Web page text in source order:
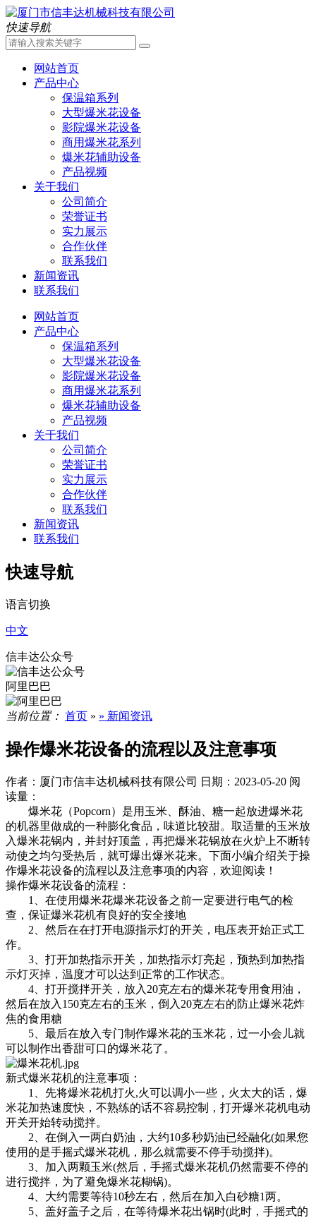
快速导航
网站首页
产品中心
保温箱系列
大型爆米花设备
影院爆米花设备
商用爆米花系列
爆米花辅助设备
产品视频
关于我们
公司简介
荣誉证书
实力展示
合作伙伴
联系我们
新闻资讯
联系我们
网站首页
产品中心
保温箱系列
大型爆米花设备
影院爆米花设备
商用爆米花系列
爆米花辅助设备
产品视频
关于我们
公司简介
荣誉证书
实力展示
合作伙伴
联系我们
新闻资讯
联系我们
快速导航
语言切换
中文
信丰达公众号
阿里巴巴
当前位置： 首页 » » 新闻资讯
操作爆米花设备的流程以及注意事项
作者：厦门市信丰达机械科技有限公司 日期：2023-05-20 阅
读量：
爆米花（Popcorn）是用玉米、酥油、糖一起放进爆米花
的机器里做成的一种膨化食品，味道比较甜。取适量的玉米放
入爆米花锅内，并封好顶盖，再把爆米花锅放在火炉上不断转
动使之均匀受热后，就可爆出爆米花来。下面小编介绍关于操
作爆米花设备的流程以及注意事项的内容，欢迎阅读！
操作爆米花设备的流程：
1、在使用爆米花爆米花设备之前一定要进行电气的检
查，保证爆米花机有良好的安全接地
2、然后在在打开电源指示灯的开关，电压表开始正式工
作。
3、打开加热指示开关，加热指示灯亮起，预热到加热指
示灯灭掉，温度才可以达到正常的工作状态。
4、打开搅拌开关，放入20克左右的爆米花专用食用油，
然后在放入150克左右的玉米，倒入20克左右的防止爆米花炸
焦的食用糖
5、最后在放入专门制作爆米花的玉米花，过一小会儿就
可以制作出香甜可口的爆米花了。
新式爆米花机的注意事项：
1、先将爆米花机打火,火可以调小一些，火太大的话，爆
米花加热速度快，不熟练的话不容易控制，打开爆米花机电动
开关开始转动搅拌。
2、在倒入一两白奶油，大约10多秒奶油已经融化(如果您
使用的是手摇式爆米花机，那么就需要不停手动搅拌)。
3、加入两颗玉米(然后，手摇式爆米花机仍然需要不停的
进行搅拌，为了避免爆米花糊锅)。
4、大约需要等待10秒左右，然后在加入白砂糖1两。
5、盖好盖子之后，在等待爆米花出锅时(此时，手摇式的